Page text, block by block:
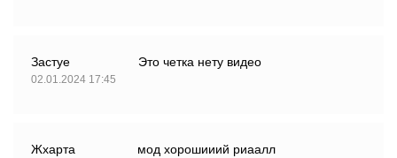
Застуе
02.01.2024 17:45
Это четка нету видео
Жхарта мод хорошииий риаалл